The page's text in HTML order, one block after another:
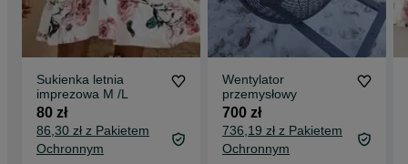
Sukienka letnia
imprezowa M /L
80 zł
86,30 zł z Pakietem
Ochronnym
Wentylator
przemysłowy
700 zł
736,19 zł z Pakietem
Ochronnym